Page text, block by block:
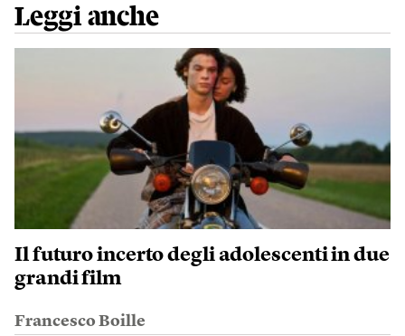
Leggi anche
Il futuro incerto degli adolescenti in due
grandi film
Francesco Boille